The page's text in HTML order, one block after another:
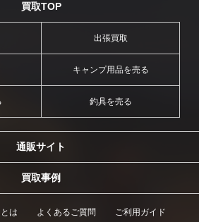
買取TOP
出張買取
キャンプ用品を売る
釣具を売る
通販サイト
買取事例
は よくあるご質問 ご利用ガイド